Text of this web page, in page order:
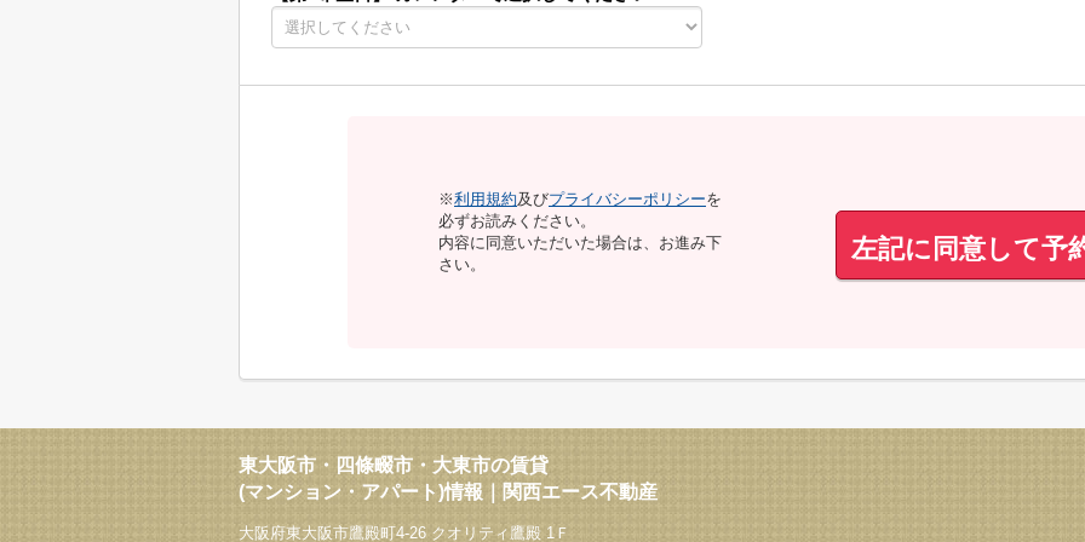
※利用規約及びプライバシーポリシーを
必ずお読みください。
内容に同意いただいた場合は、お進み下
さい。
左記に同意して予
東大阪市・四條畷市・大東市の賃貸
(マンション・アパート)情報｜関西エース不動産
大阪府東大阪市鷹殿町4-26 クオリティ鷹殿 1Ｆ